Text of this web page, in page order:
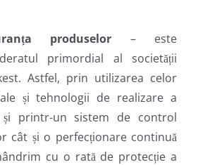
produselor – este
primordial al societății
Astfel, prin utilizarea celor
și tehnologii de realizare a
și printr-un sistem de control
cât și o perfecționare continuă
cu o rată de protecție a